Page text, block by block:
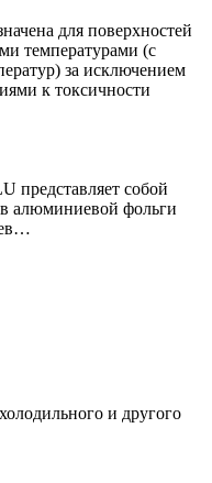
для поверхностей
температурами (с
за исключением
к токсичности
представляет собой
алюминиевой фольги
и другого